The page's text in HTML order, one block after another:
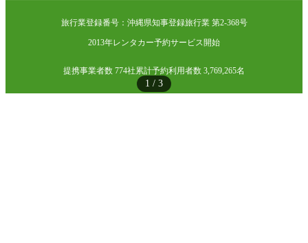
1 / 3
旅行業登録番号：沖縄県知事登録旅行業 第2-368号
2013年レンタカー予約サービス開始
提携事業者数 774社累計予約利用者数 3,769,265名